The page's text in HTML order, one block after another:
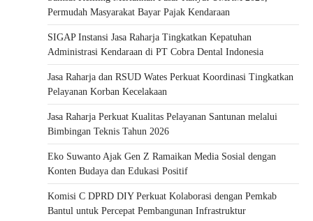
Permudah Masyarakat Bayar Pajak Kendaraan
SIGAP Instansi Jasa Raharja Tingkatkan Kepatuhan
Administrasi Kendaraan di PT Cobra Dental Indonesia
Jasa Raharja dan RSUD Wates Perkuat Koordinasi Tingkatkan
Pelayanan Korban Kecelakaan
Jasa Raharja Perkuat Kualitas Pelayanan Santunan melalui
Bimbingan Teknis Tahun 2026
Eko Suwanto Ajak Gen Z Ramaikan Media Sosial dengan
Konten Budaya dan Edukasi Positif
Komisi C DPRD DIY Perkuat Kolaborasi dengan Pemkab
Bantul untuk Percepat Pembangunan Infrastruktur